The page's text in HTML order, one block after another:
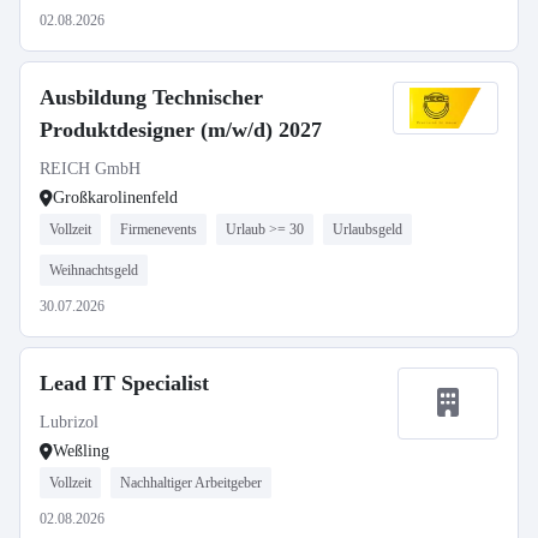
02.08.2026
Ausbildung Technischer
Produktdesigner (m/w/d) 2027
REICH GmbH
Großkarolinenfeld
Vollzeit Firmenevents Urlaub >= 30 Urlaubsgeld
Weihnachtsgeld
30.07.2026
Lead IT Specialist
Lubrizol
Weßling
Vollzeit Nachhaltiger Arbeitgeber
02.08.2026